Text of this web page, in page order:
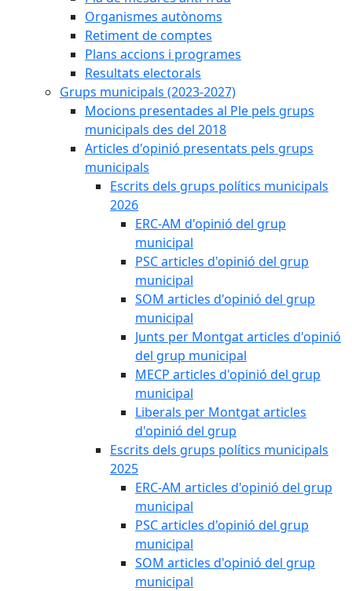
Organismes autònoms
Retiment de comptes
Plans accions i programes
Resultats electorals
Grups municipals (2023-2027)
Mocions presentades al Ple pels grups
municipals des del 2018
Articles d'opinió presentats pels grups
municipals
Escrits dels grups polítics municipals
2026
ERC-AM d'opinió del grup
municipal
PSC articles d'opinió del grup
municipal
SOM articles d'opinió del grup
municipal
Junts per Montgat articles d'opinió
del grup municipal
MECP articles d'opinió del grup
municipal
Liberals per Montgat articles
d'opinió del grup
Escrits dels grups polítics municipals
2025
ERC-AM articles d'opinió del grup
municipal
PSC articles d'opinió del grup
municipal
SOM articles d'opinió del grup
municipal